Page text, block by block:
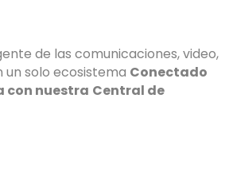
de las comunicaciones, video,
solo ecosistema Conectado
con nuestra Central de